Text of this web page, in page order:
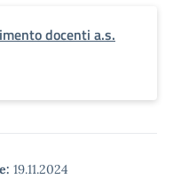
docenti a.s.
19.11.2024